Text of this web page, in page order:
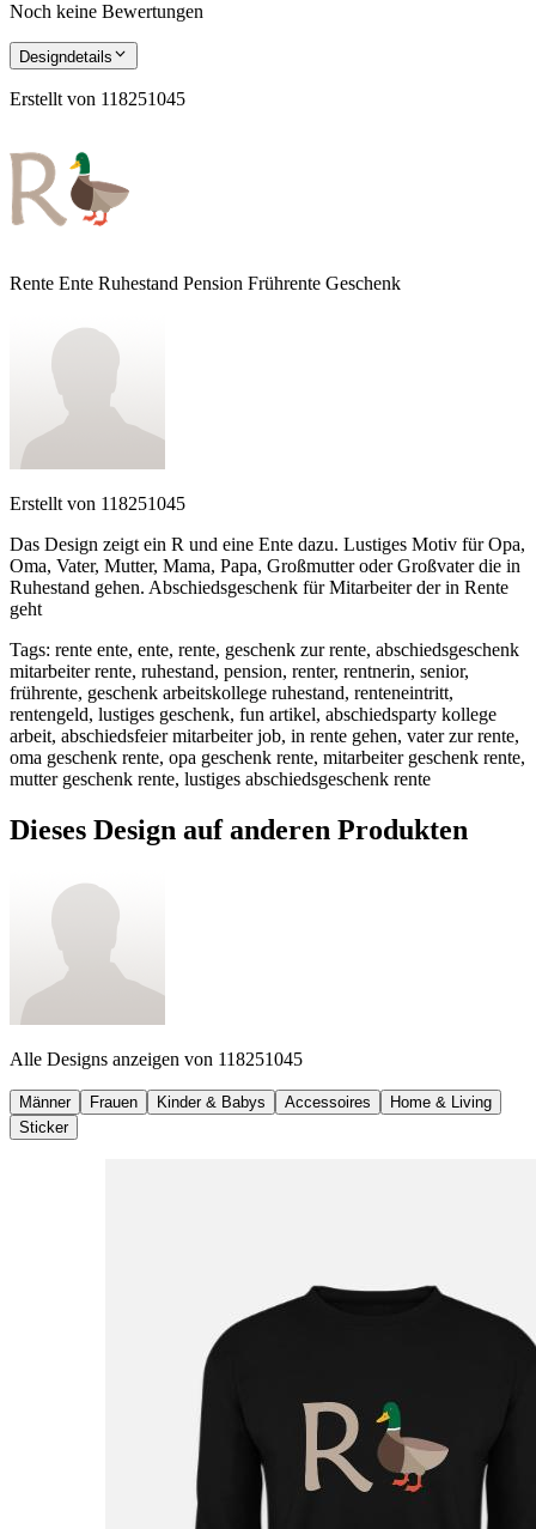
Noch keine Bewertungen
Designdetails
Erstellt von 118251045
Rente Ente Ruhestand Pension Frührente Geschenk
Erstellt von 118251045
Das Design zeigt ein R und eine Ente dazu. Lustiges Motiv für Opa,
Oma, Vater, Mutter, Mama, Papa, Großmutter oder Großvater die in
Ruhestand gehen. Abschiedsgeschenk für Mitarbeiter der in Rente
geht
Tags: rente ente, ente, rente, geschenk zur rente, abschiedsgeschenk
mitarbeiter rente, ruhestand, pension, renter, rentnerin, senior,
frührente, geschenk arbeitskollege ruhestand, renteneintritt,
rentengeld, lustiges geschenk, fun artikel, abschiedsparty kollege
arbeit, abschiedsfeier mitarbeiter job, in rente gehen, vater zur rente,
oma geschenk rente, opa geschenk rente, mitarbeiter geschenk rente,
mutter geschenk rente, lustiges abschiedsgeschenk rente
Dieses Design auf anderen Produkten
Alle Designs anzeigen von 118251045
Männer Frauen Kinder & Babys Accessoires
Home & Living
Sticker